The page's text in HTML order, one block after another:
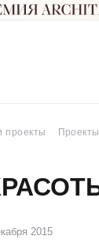
проекты Проекты
2015